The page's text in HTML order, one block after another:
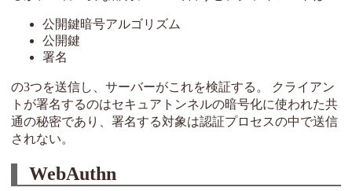
公開鍵暗号アルゴリズム
公開鍵
署名
の3つを送信し、サーバーがこれを検証する。 クライアン
トが署名するのはセキュアトンネルの暗号化に使われた共
通の秘密であり、署名する対象は認証プロセスの中で送信
されない。
WebAuthn